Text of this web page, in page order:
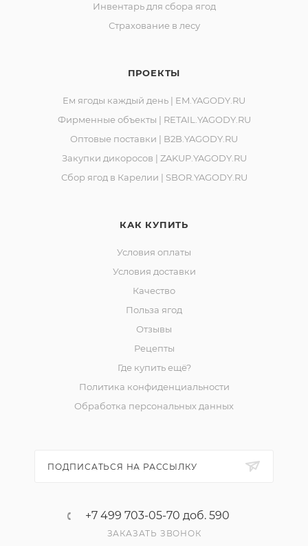
Инвентарь для сбора ягод
Страхование в лесу
ПРОЕКТЫ
Ем ягоды каждый день | EM.YAGODY.RU
Фирменные объекты | RETAIL.YAGODY.RU
Оптовые поставки | B2B.YAGODY.RU
Закупки дикоросов | ZAKUP.YAGODY.RU
Сбор ягод в Карелии | SBOR.YAGODY.RU
КАК КУПИТЬ
Условия оплаты
Условия доставки
Качество
Польза ягод
Отзывы
Рецепты
Где купить ещё?
Политика конфиденциальности
Обработка персональных данных
ПОДПИСАТЬСЯ НА РАССЫЛКУ
+7 499 703-05-70 доб. 590
ЗАКАЗАТЬ ЗВОНОК